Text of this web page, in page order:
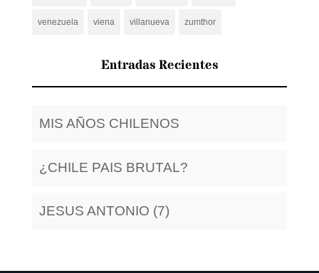
venezuela viena villanueva zumthor
Entradas Recientes
MIS AÑOS CHILENOS
¿CHILE PAIS BRUTAL?
JESUS ANTONIO (7)